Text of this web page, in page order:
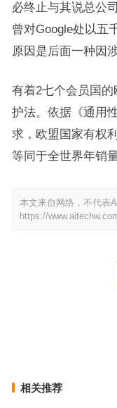
必终止与其说总公
曾对Google处以五
原因是后面一种因
有着2七个会员国
护法。依据《通用
求，欧盟国家有权
等同于全世界年销
本文来自网络，不代表
https://
相关推荐